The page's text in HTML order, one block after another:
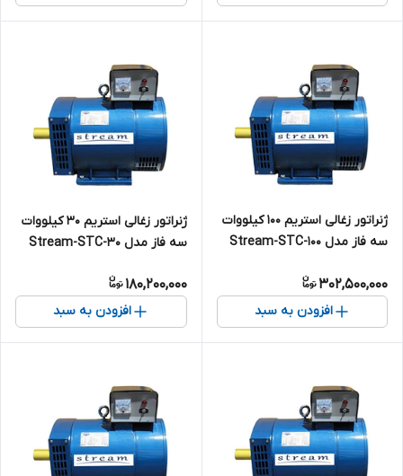
ژنراتور زغالی استریم 100 کیلووات
سه فاز مدل Stream-STC-100
302,500,000
افزودن به سبد
ژنراتور زغالی استریم 30 کیلووات
سه فاز مدل Stream-STC-30
180,200,000
افزودن به سبد